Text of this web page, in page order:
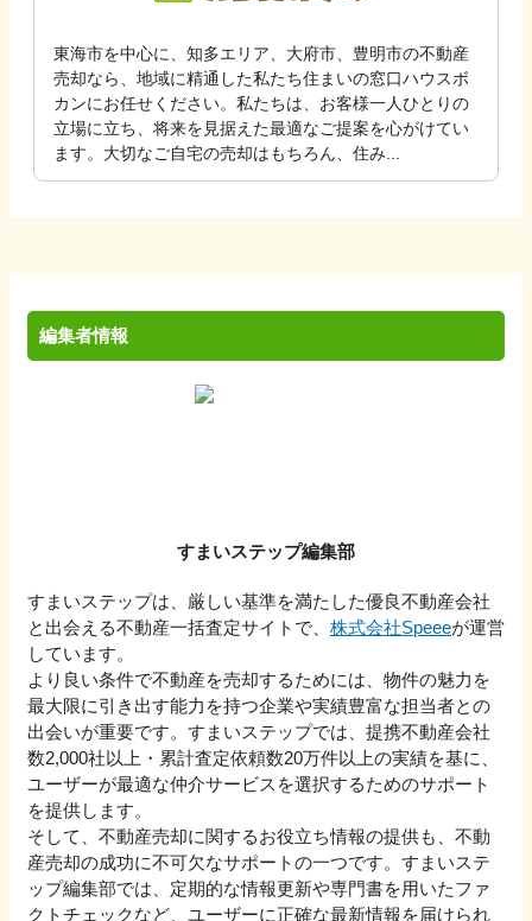
東海市を中心に、知多エリア、大府市、豊明市の不動産
売却なら、地域に精通した私たち住まいの窓口ハウスボ
カンにお任せください。私たちは、お客様一人ひとりの
立場に立ち、将来を見据えた最適なご提案を心がけてい
ます。大切なご自宅の売却はもちろん、住み...
編集者情報
すまいステップ編集部
すまいステップは、厳しい基準を満たした優良不動産会社
と出会える不動産一括査定サイトで、 株式会社Speeeが運営
しています。
より良い条件で不動産を売却するためには、物件の魅力を
最大限に引き出す能力を持つ企業や実績豊富な担当者との
出会いが重要です。すまいステップでは、提携不動産会社
数2,000社以上・累計査定依頼数20万件以上の実績を基に、
ユーザーが最適な仲介サービスを選択するためのサポート
を提供します。
そして、不動産売却に関するお役立ち情報の提供も、不動
産売却の成功に不可欠なサポートの一つです。すまいステ
ップ編集部では、定期的な情報更新や専門書を用いたファ
クトチェックなど、ユーザーに正確な最新情報を届けられ